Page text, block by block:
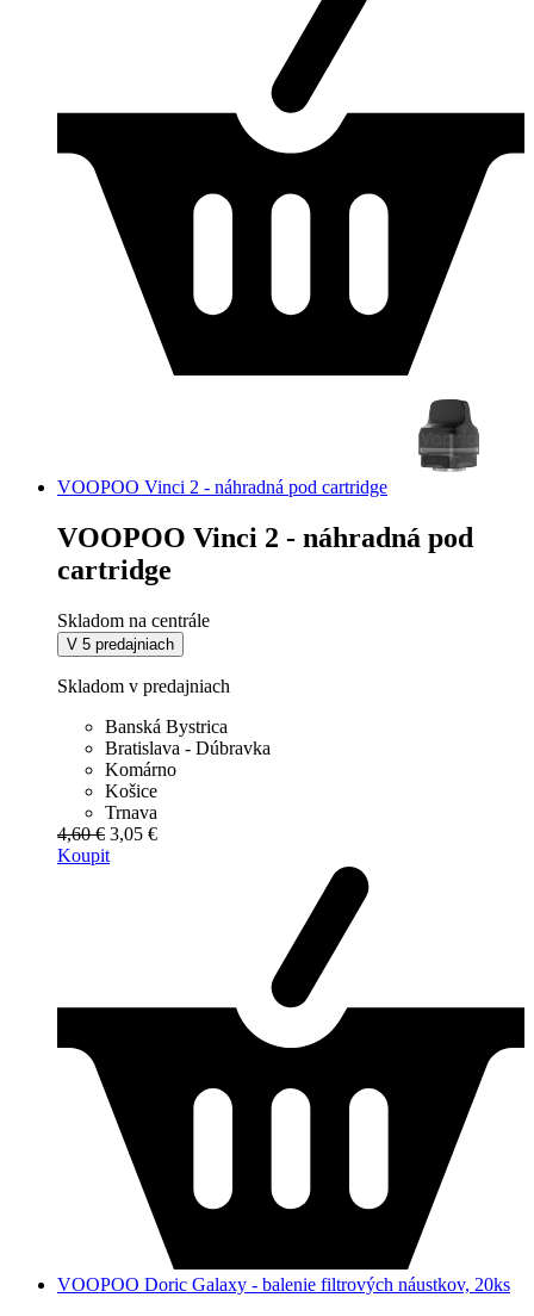
VOOPOO Vinci 2 - náhradná pod cartridge
VOOPOO Vinci 2 - náhradná pod
cartridge
Skladom na centrále
V 5 predajniach
Skladom v predajniach
Banská Bystrica
Bratislava - Dúbravka
Komárno
Košice
Trnava
4,60 € 3,05 €
Koupit
VOOPOO Doric Galaxy - balenie filtrových náustkov, 20ks